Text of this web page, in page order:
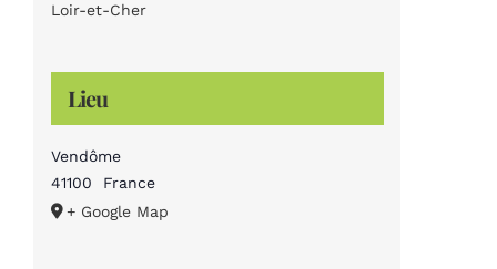
Loir-et-Cher
Lieu
Vendôme
41100
France
+ Google Map